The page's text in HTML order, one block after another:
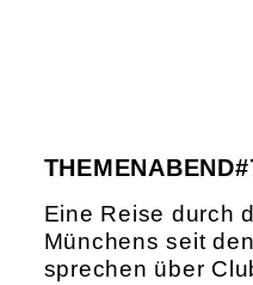
Eine Reise durch
Münchens seit
sprechen über